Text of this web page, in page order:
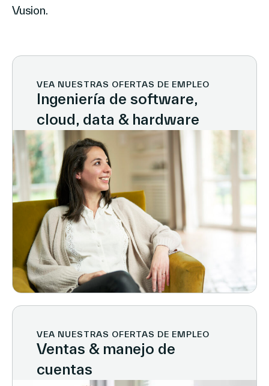
Vusion.
VEA NUESTRAS OFERTAS DE EMPLEO
Ingeniería de software,
cloud, data & hardware
VEA NUESTRAS OFERTAS DE EMPLEO
Ventas & manejo de
cuentas